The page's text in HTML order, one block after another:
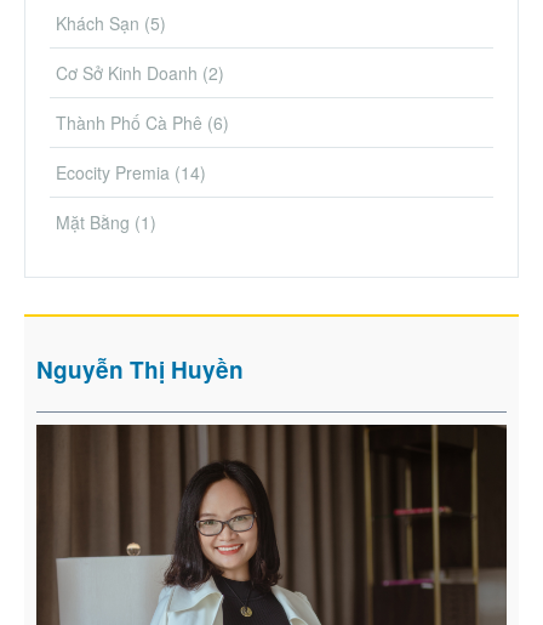
Khách Sạn (5)
Cơ Sở Kinh Doanh (2)
Thành Phố Cà Phê (6)
Ecocity Premia (14)
Mặt Bằng (1)
Nguyễn Thị Huyền